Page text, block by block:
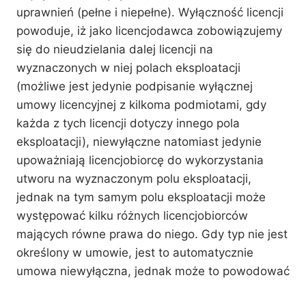
uprawnień (pełne i niepełne). Wyłączność licencji
powoduje, iż jako licencjodawca zobowiązujemy
się do nieudzielania dalej licencji na
wyznaczonych w niej polach eksploatacji
(możliwe jest jedynie podpisanie wyłącznej
umowy licencyjnej z kilkoma podmiotami, gdy
każda z tych licencji dotyczy innego pola
eksploatacji), niewyłączne natomiast jedynie
upoważniają licencjobiorcę do wykorzystania
utworu na wyznaczonym polu eksploatacji,
jednak na tym samym polu eksploatacji może
występować kilku różnych licencjobiorców
mających równe prawa do niego. Gdy typ nie jest
określony w umowie, jest to automatycznie
umowa niewyłączna, jednak może to powodować